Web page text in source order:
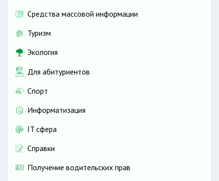
Средства массовой информации
Туризм
Экология
Для абитуриентов
Спорт
Информатизация
IT сфера
Справки
Получение водительских прав